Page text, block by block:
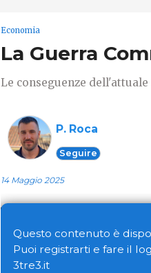
Economia
La Guerra
Le conseguenze
P. Roca
Seguire
14 Maggio 2025
Questo contenuto è
Puoi registrarti e fare il
3tre3.it